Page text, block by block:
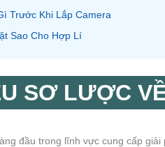
Trước Khi Lắp Camera
Sao Cho Hợp Lí
SƠ LƯỢC
đầu trong lĩnh vực cung cấp